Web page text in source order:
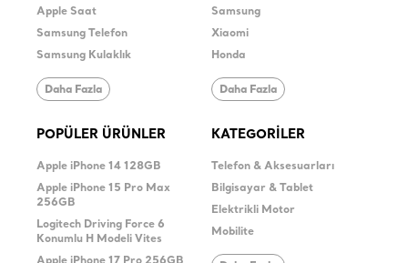
Apple Saat
Samsung Telefon
Samsung Kulaklık
Daha Fazla
Samsung
Xiaomi
Honda
Daha Fazla
POPÜLER ÜRÜNLER
Apple iPhone 14 128GB
Apple iPhone 15 Pro Max
256GB
Logitech Driving Force 6
Konumlu H Modeli Vites
KATEGORİLER
Telefon & Aksesuarları
Bilgisayar & Tablet
Elektrikli Motor
Mobilite